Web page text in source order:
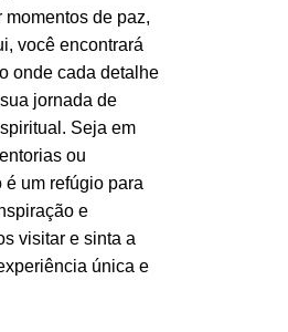
de paz,
você encontrará
onde cada detalhe
jornada de
Seja em
ou
um refúgio para
e
visitar e sinta a
única e